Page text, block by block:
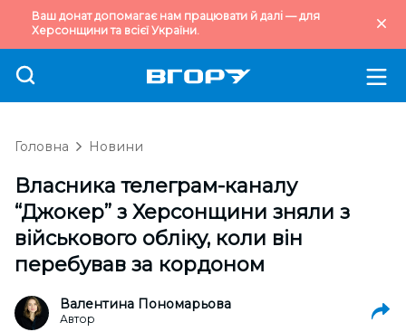
Ваш донат допомагає нам працювати й далі — для
Херсонщини та всієї України.
Головна Новини
Власника телеграм-каналу
“Джокер” з Херсонщини зняли з
військового обліку, коли він
перебував за кордоном
Валентина Пономарьова
Автор